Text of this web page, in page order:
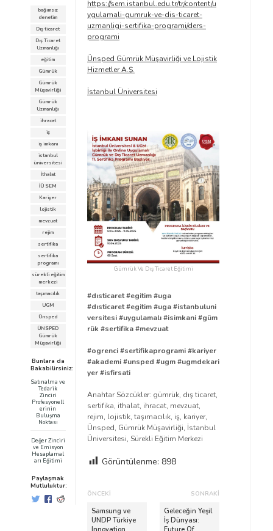
bağımsız
denetim
Dış ticaret
Dış Ticaret
Uzmanlığı
eğitim
Gümrük
Gümrük
Müşavirliği
Gümrük
Uzmanlığı
ihracat
iş
iş imkanı
istanbul
üniversitesi
İthalat
İÜ SEM
Kariyer
lojistik
mevzuat
rejim
sertifika
sertifika
programı
sürekli eğitim
merkezi
taşımacılık
UGM
Ünsped
ÜNSPED
Gümrük
Müşavirliği
Bunlara da
Bakabilirsiniz:
Satınalma ve
Tedarik
Zinciri
Profesyonell
erinin
Buluşma
Noktası
Değer Zinciri
ve Emisyon
Hesaplamal
arı Eğitimi
Paylaşmak
Mutluluktur:
https://sem.istanbul.edu.tr/tr/content/u
ygulamali-gumruk-ve-dis-ticaret-
uzmanligi-sertifika-programi/ders-
programi
Ünsped Gümrük Müşavirliği ve Lojistik
Hizmetler A.Ş.
İstanbul Üniversitesi
Gümrük Ve Dış Ticaret Eğitimi
#dısticaret#egitim#uga
#dısticaret#egitim#uga#istanbuluni
versitesi#uygulamalı#isimkani#güm
rük #sertifika#mevzuat
#ogrenci#sertifikaprogrami#kariyer
#akademi#unsped #ugm#ugmdekari
yer#isfirsati
Anahtar Sözcükler: gümrük, dış ticaret,
sertifika, ithalat, ihracat, mevzuat,
rejim, lojistik, taşımacılık, iş, kariyer,
Ünsped, Gümrük Müşavirliği, İstanbul
Üniversitesi, Sürekli Eğitim Merkezi
Görüntülenme: 898
Y
a
z
ÖNCEKI
Ö
n
Samsung ve
UNDP Türkiye
SONRAKI
S
o
Geleceğin Yeşil
İş Dünyası: